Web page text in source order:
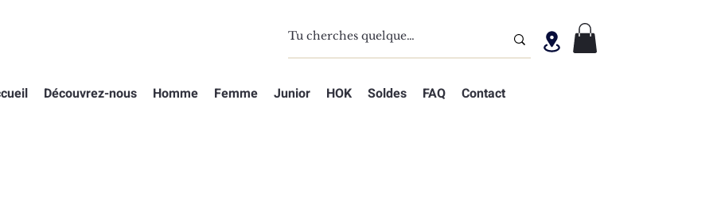
Découvrez-nous Homme Femme Junior HOK Soldes FAQ Contact